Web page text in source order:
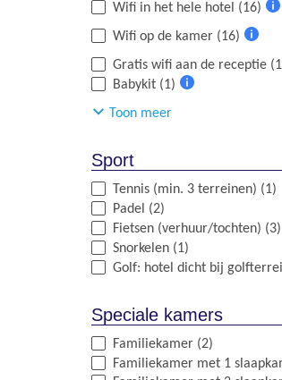
Wifi in het hele hotel (16)
Wifi op de kamer (16)
Gratis wifi aan de receptie
Babykit (1)
Toon meer
Sport
Tennis (min. 3 terreinen) (1)
Padel (2)
Fietsen (verhuur/tochten) (3)
Snorkelen (1)
Golf: hotel dicht bij
Speciale kamers
Familiekamer (2)
Familiekamer met 1